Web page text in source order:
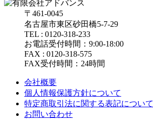
〒461-0045
名古屋市東区砂田橋5-7-29
TEL : 0120-318-233
お電話受付時間：9:00-18:00
FAX : 0120-318-575
FAX受付時間：24時間
会社概要
個人情報保護方針について
特定商取引法に関する表記について
お問い合わせ